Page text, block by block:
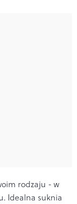
rodzaju - w
Idealna suknia